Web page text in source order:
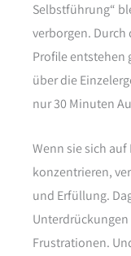
Selbstführung“
verborgen.
Profile entstehen
über die
nur 30 Minuten
Wenn sie sich
konzentrieren,
und Erfüllung.
Frustrationen.